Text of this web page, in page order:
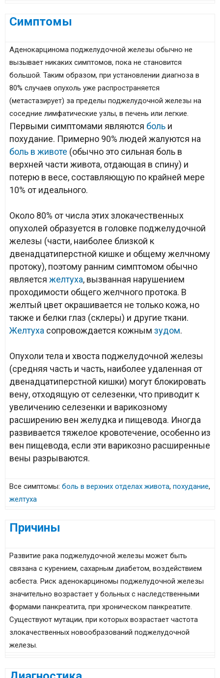
Симптомы
Аденокарцинома поджелудочной железы обычно не
вызывает никаких симптомов, пока не становится
большой. Таким образом, при установлении диагноза в
80% случаев опухоль уже распространяется
(метастазирует) за пределы поджелудочной железы на
соседние лимфатические узлы, в печень или легкие.
Первыми симптомами являются боль и
похудание. Примерно 90% людей жалуются на
боль в животе (обычно это сильная боль в
верхней части живота, отдающая в спину) и
потерю в весе, составляющую по крайней мере
10% от идеального.
Около 80% от числа этих злокачественных
опухолей образуется в головке поджелудочной
железы (части, наиболее близкой к
двенадцатиперстной кишке и общему желчному
протоку), поэтому ранним симптомом обычно
является желтуха, вызванная нарушением
проходимости общего желчного протока. В
желтый цвет окрашивается не только кожа, но
также и белки глаз (склеры) и другие ткани.
Желтуха сопровождается кожным зудом.
Опухоли тела и хвоста поджелудочной железы
(средняя часть и часть, наиболее удаленная от
двенадцатиперстной кишки) могут блокировать
вену, отходящую от селезенки, что приводит к
увеличению селезенки и варикозному
расширению вен желудка и пищевода. Иногда
развивается тяжелое кровотечение, особенно из
вен пищевода, если эти варикозно расширенные
вены разрываются.
Все симптомы: боль в верхних отделах живота, похудание,
желтуха
Причины
Развитие рака поджелудочной железы может быть
связана с курением, сахарным диабетом, воздействием
асбеста. Риск аденокарциномы поджелудочной железы
значительно возрастает у больных с наследственными
формами панкреатита, при хроническом панкреатите.
Существуют мутации, при которых возрастает частота
злокачественных новообразований поджелудочной
железы.